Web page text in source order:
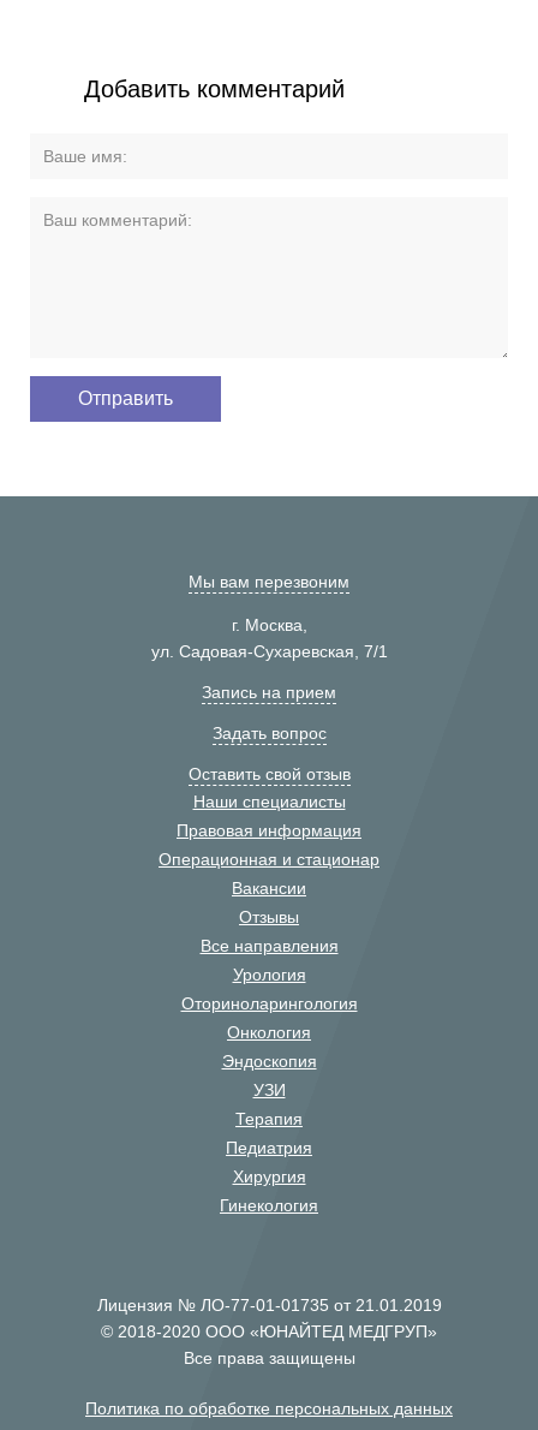
Добавить комментарий
Мы вам перезвоним
г. Москва,
ул. Садовая-Сухаревская, 7/1
Запись на прием
Задать вопрос
Оставить свой отзыв
Наши специалисты
Правовая информация
Операционная и стационар
Вакансии
Отзывы
Все направления
Урология
Оториноларингология
Онкология
Эндоскопия
УЗИ
Терапия
Педиатрия
Хирургия
Гинекология
Лицензия № ЛО-77-01-01735 от 21.01.2019
© 2018-2020 ООО «ЮНАЙТЕД МЕДГРУП»
Все права защищены
Политика по обработке персональных данных